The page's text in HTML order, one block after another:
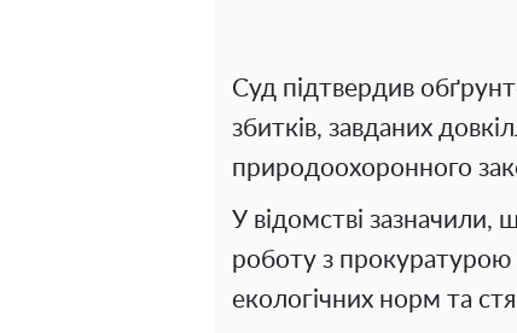
Суд підтвердив
збитків, завданих
природоохоронного
У відомстві зазначили,
роботу з
екологічних норм та